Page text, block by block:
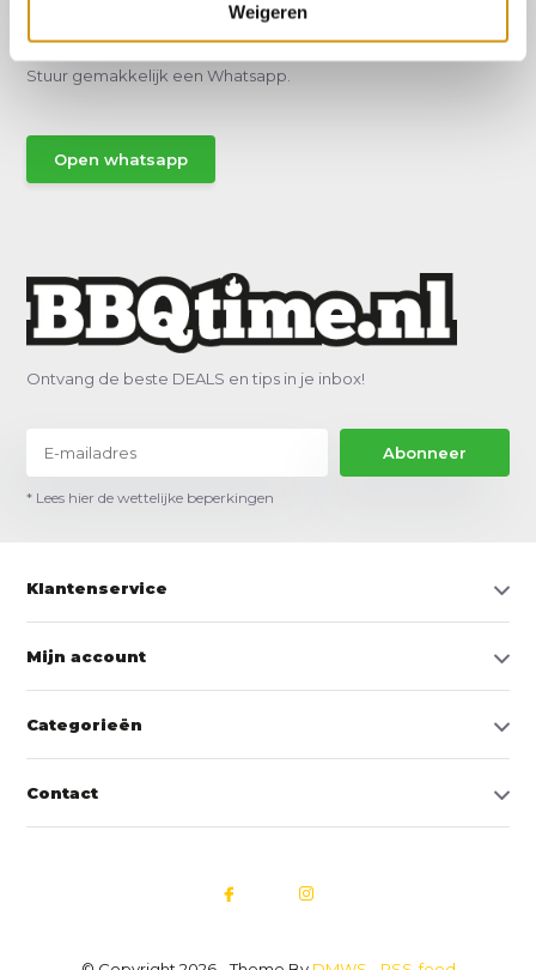
Weigeren
Hulp of advies nodig?
Vraag het een van onze specialisten!
Stuur gemakkelijk een Whatsapp.
Open whatsapp
Ontvang de beste DEALS en tips in je inbox!
Abonneer
* Lees hier de wettelijke beperkingen
Klantenservice
Mijn account
Categorieën
Contact